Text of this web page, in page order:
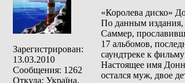
Зарегистрирован:
13.03.2010
Сообщения: 1262
Откуда: Україна,
«Королева диско»
По данным издания,
Саммер,
17 альбомов,
саундтреке к
Настоящее имя
остался муж, двое